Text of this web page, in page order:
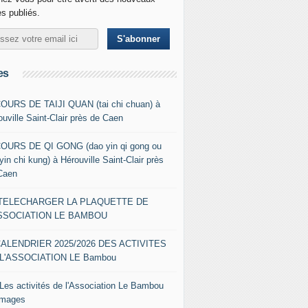
publiés.
DE TAIJI QUAN (tai chi chuan) à
Saint-Clair près de Caen
DE QI GONG (dao yin qi gong ou
chi kung) à Hérouville Saint-Clair près
LA PLAQUETTE DE
LE BAMBOU
2025/2026 DES ACTIVITES
LE Bambou
activités de l'Association Le Bambou